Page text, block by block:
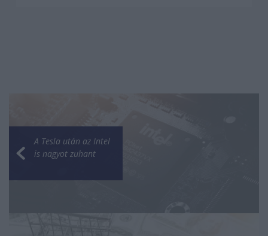
A Tesla után az Intel
is nagyot zuhant